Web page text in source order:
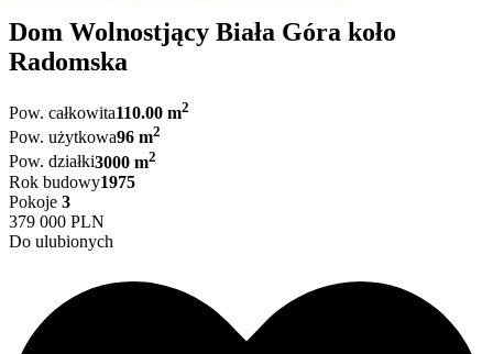
Dom Wolnostjący Biała Góra koło
Radomska
Pow. całkowita110.00 m2
Pow. użytkowa96 m2
Pow. działki3000 m2
Rok budowy1975
Pokoje 3
379 000 PLN
Do ulubionych